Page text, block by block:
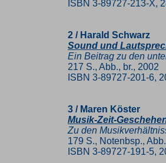
ISBN 3-89727-213-X,
2 / Harald Schwarz
Sound und
Ein Beitrag zu den
217 S., Abb., br., 2002
ISBN 3-89727-201-6,
3 / Maren Köster
Musik-Zeit-
Zu den
179 S., Notenbsp.,
ISBN 3-89727-191-5,